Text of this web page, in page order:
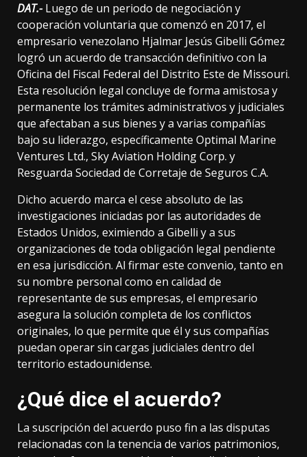
DAT.- Luego de un periodo de negociación y
cooperación voluntaria que comenzó en 2017, el
empresario venezolano Hjalmar Jesús Gibelli Gómez
logró un acuerdo de transacción definitivo con la
Oficina del Fiscal Federal del Distrito Este de Missouri.
Esta resolución legal concluye de forma amistosa y
permanente los trámites administrativos y judiciales
que afectaban a sus bienes y a varias compañías
bajo su liderazgo, específicamente Optimal Marine
Ventures Ltd., Sky Aviation Holding Corp. y
Resguarda Sociedad de Corretaje de Seguros C.A.
Dicho acuerdo marca el cese absoluto de las
investigaciones iniciadas por las autoridades de
Estados Unidos, eximiendo a Gibelli y a sus
organizaciones de toda obligación legal pendiente
en esa jurisdicción. Al firmar este convenio, tanto en
su nombre personal como en calidad de
representante de sus empresas, el empresario
asegura la solución completa de los conflictos
originales, lo que permite que él y sus compañías
puedan operar sin cargas judiciales dentro del
territorio estadounidense.
¿Qué dice el acuerdo?
La suscripción del acuerdo puso fin a las disputas
relacionadas con la tenencia de varios patrimonios,